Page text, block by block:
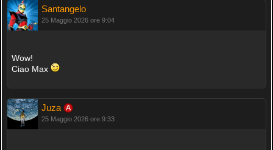
Santangelo
25 Maggio 2026 ore 9:04
Wow!
Ciao Max
Juza
25 Maggio 2026 ore 9:33